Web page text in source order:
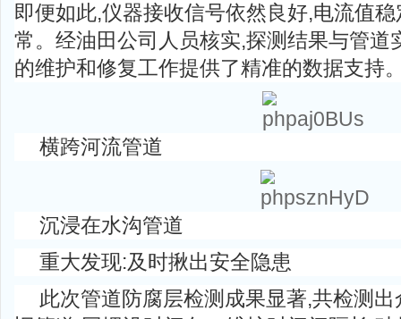
即便如此,仪器接收信号依然良好,电流值
常。经油田公司人员核实,探测结果与管道
的维护和修复工作提供了精准的数据支持
横跨河流管道
沉浸在水沟管道
重大发现:及时揪出安全隐患
此次管道防腐层检测成果显著,共检测